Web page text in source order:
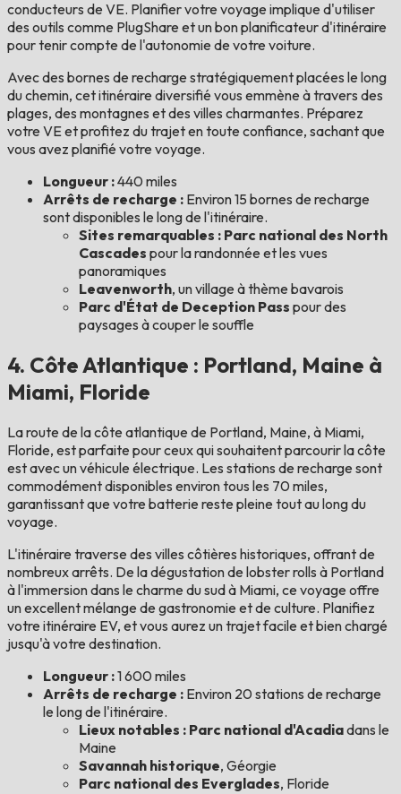
conducteurs de VE. Planifier votre voyage implique d'utiliser
des outils comme PlugShare et un bon planificateur d'itinéraire
pour tenir compte de l'autonomie de votre voiture.
Avec des bornes de recharge stratégiquement placées le long
du chemin, cet itinéraire diversifié vous emmène à travers des
plages, des montagnes et des villes charmantes. Préparez
votre VE et profitez du trajet en toute confiance, sachant que
vous avez planifié votre voyage.
Longueur :440 miles
Arrêts de recharge : Environ 15 bornes de recharge
sont disponibles le long de l'itinéraire.
Sites remarquables : Parc national des North
Cascades pour la randonnée et les vues
panoramiques
Leavenworth, un village à thème bavarois
Parc d'État de Deception Pass pour des
paysages à couper le souffle
4. Côte Atlantique : Portland, Maine à
Miami, Floride
La route de la côte atlantique de Portland, Maine, à Miami,
Floride, est parfaite pour ceux qui souhaitent parcourir la côte
est avec un véhicule électrique. Les stations de recharge sont
commodément disponibles environ tous les 70 miles,
garantissant que votre batterie reste pleine tout au long du
voyage.
L'itinéraire traverse des villes côtières historiques, offrant de
nombreux arrêts. De la dégustation de lobster rolls à Portland
à l'immersion dans le charme du sud à Miami, ce voyage offre
un excellent mélange de gastronomie et de culture. Planifiez
votre itinéraire EV, et vous aurez un trajet facile et bien chargé
jusqu'à votre destination.
Longueur :1 600 miles
Arrêts de recharge : Environ 20 stations de recharge
le long de l'itinéraire.
Lieux notables : Parc national d'Acadiadans le
Maine
Savannah historique, Géorgie
Parc national des Everglades, Floride